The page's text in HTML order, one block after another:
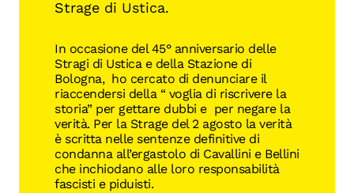
Strage di Ustica.
In occasione del 45° anniversario delle
Stragi di Ustica e della Stazione di
Bologna, ho cercato di denunciare il
riaccendersi della “ voglia di riscrivere la
storia” per gettare dubbi e per negare la
verità. Per la Strage del 2 agosto la verità
è scritta nelle sentenze definitive di
condanna all’ergastolo di Cavallini e Bellini
che inchiodano alle loro responsabilità
fascisti e piduisti.